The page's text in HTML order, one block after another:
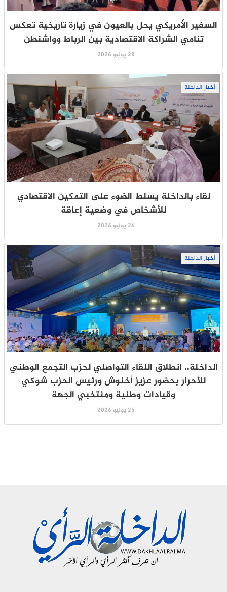
السفير الأمريكي يحل بالعيون في زيارة تاريخية تعكس
تنامي الشراكة الاقتصادية بين الرباط وواشنطن
28 يوليو 2026
أخبار الداخلة
لقاء بالداخلة يسلط الضوء على التمكين الاقتصادي
للأشخاص في وضعية إعاقة
26 يوليو 2026
أخبار الداخلة
الداخلة.. انطلاق اللقاء التواصلي لحزب التجمع الوطني
للأحرار بحضور عزيز أخنوش ورئيس الحزب شوكي
وقيادات وطنية ومنتخبي الجهة
25 يوليو 2026